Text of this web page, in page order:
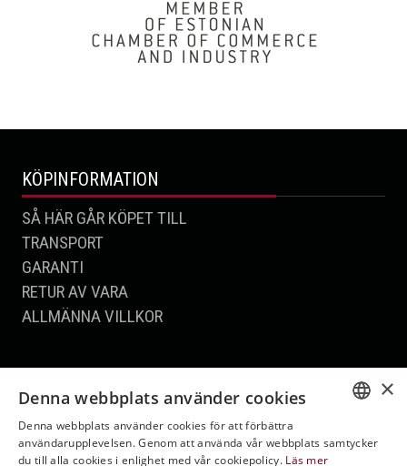
KÖPINFORMATION
SÅ HÄR GÅR KÖPET TILL
TRANSPORT
GARANTI
RETUR AV VARA
ALLMÄNNA VILLKOR
KONTAKTA OSS
SWEDISH
×
Denna webbplats använder cookies
Denna webbplats använder cookies för att förbättra
användarupplevelsen. Genom att använda vår webbplats samtycker
du till alla cookies i enlighet med vår cookiepolicy. Läs mer